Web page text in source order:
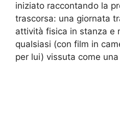
iniziato raccontando la
trascorsa: una giornata
attività fisica in stanza e
qualsiasi (con film in
per lui) vissuta come